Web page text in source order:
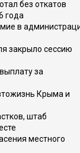
без откатов
года
в
закрыло сессию
за
Крыма и
штаб
местного